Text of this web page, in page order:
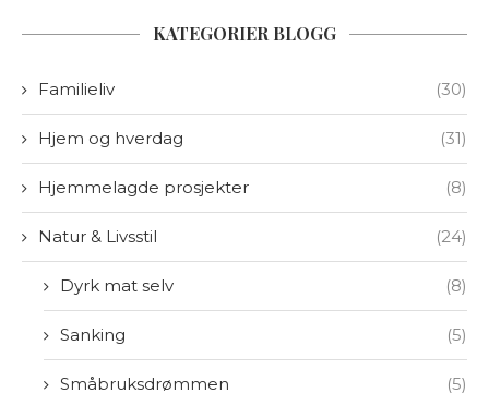
KATEGORIER BLOGG
Familieliv (30)
Hjem og hverdag (31)
Hjemmelagde prosjekter (8)
Natur & Livsstil (24)
Dyrk mat selv (8)
Sanking (5)
Småbruksdrømmen (5)